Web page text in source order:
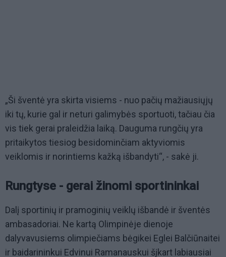
„Ši šventė yra skirta visiems - nuo pačių mažiausiųjų
iki tų, kurie gal ir neturi galimybės sportuoti, tačiau čia
vis tiek gerai praleidžia laiką. Dauguma rungčių yra
pritaikytos tiesiog besidominčiam aktyviomis
veiklomis ir norintiems kažką išbandyti“, - sakė ji.
Rungtyse - gerai žinomi sportininkai
Dalį sportinių ir pramoginių veiklų išbandė ir šventės
ambasadoriai. Ne kartą Olimpinėje dienoje
dalyvavusiems olimpiečiams bėgikei Eglei Balčiūnaitei
ir baidarininkui Edvinui Ramanauskui šįkart labiausiai